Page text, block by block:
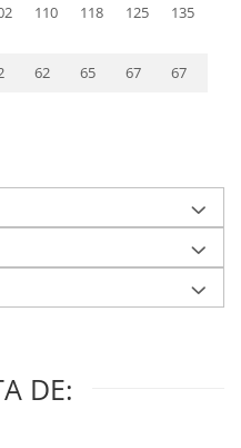
110 118 125 135
62 65 67 67
DE: